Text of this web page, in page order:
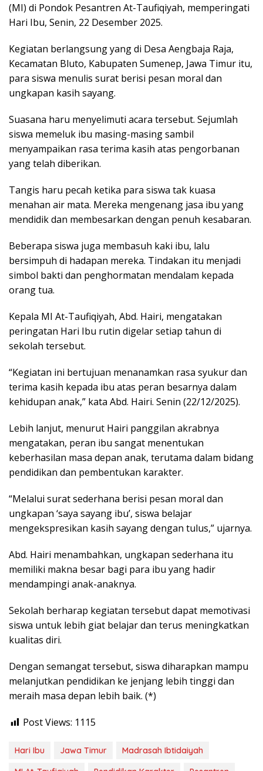
(MI) di Pondok Pesantren At-Taufiqiyah, memperingati
Hari Ibu, Senin, 22 Desember 2025.
Kegiatan berlangsung yang di Desa Aengbaja Raja,
Kecamatan Bluto, Kabupaten Sumenep, Jawa Timur itu,
para siswa menulis surat berisi pesan moral dan
ungkapan kasih sayang.
Suasana haru menyelimuti acara tersebut. Sejumlah
siswa memeluk ibu masing-masing sambil
menyampaikan rasa terima kasih atas pengorbanan
yang telah diberikan.
Tangis haru pecah ketika para siswa tak kuasa
menahan air mata. Mereka mengenang jasa ibu yang
mendidik dan membesarkan dengan penuh kesabaran.
Beberapa siswa juga membasuh kaki ibu, lalu
bersimpuh di hadapan mereka. Tindakan itu menjadi
simbol bakti dan penghormatan mendalam kepada
orang tua.
Kepala MI At-Taufiqiyah, Abd. Hairi, mengatakan
peringatan Hari Ibu rutin digelar setiap tahun di
sekolah tersebut.
“Kegiatan ini bertujuan menanamkan rasa syukur dan
terima kasih kepada ibu atas peran besarnya dalam
kehidupan anak,” kata Abd. Hairi. Senin (22/12/2025).
Lebih lanjut, menurut Hairi panggilan akrabnya
mengatakan, peran ibu sangat menentukan
keberhasilan masa depan anak, terutama dalam bidang
pendidikan dan pembentukan karakter.
“Melalui surat sederhana berisi pesan moral dan
ungkapan ‘saya sayang ibu’, siswa belajar
mengekspresikan kasih sayang dengan tulus,” ujarnya.
Abd. Hairi menambahkan, ungkapan sederhana itu
memiliki makna besar bagi para ibu yang hadir
mendampingi anak-anaknya.
Sekolah berharap kegiatan tersebut dapat memotivasi
siswa untuk lebih giat belajar dan terus meningkatkan
kualitas diri.
Dengan semangat tersebut, siswa diharapkan mampu
melanjutkan pendidikan ke jenjang lebih tinggi dan
meraih masa depan lebih baik. (*)
Post Views: 1115
Hari Ibu Jawa Timur
Madrasah Ibtidaiyah